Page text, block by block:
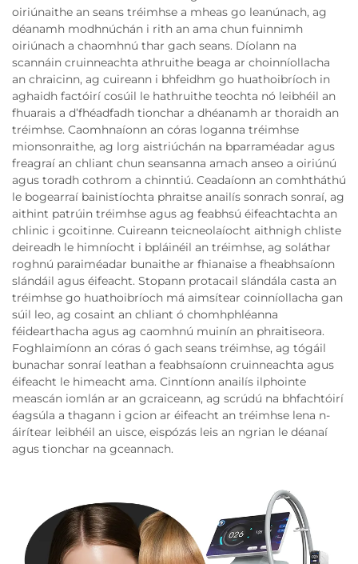
oiriúnaithe an seans tréimhse a mheas go leanúnach, ag
déanamh modhnúchán i rith an ama chun fuinnimh
oiriúnach a chaomhnú thar gach seans. Díolann na
scannáin cruinneachta athruithe beaga ar choinníollacha
an chraicinn, ag cuireann i bhfeidhm go huathoibríoch in
aghaidh factóirí cosúil le hathruithe teochta nó leibhéil an
fhuarais a d’fhéadfadh tionchar a dhéanamh ar thoraidh an
tréimhse. Caomhnaíonn an córas loganna tréimhse
mionsonraithe, ag lorg aistriúchán na bparraméadar agus
freagraí an chliant chun seansanna amach anseo a oiriúnú
agus toradh cothrom a chinntiú. Ceadaíonn an comhtháthú
le bogearraí bainistíochta phraitse anailís sonrach sonraí, ag
aithint patrúin tréimhse agus ag feabhsú éifeachtachta an
chlinic i gcoitinne. Cuireann teicneolaíocht aithnigh chliste
deireadh le himníocht i bpláinéil an tréimhse, ag soláthar
roghnú paraiméadar bunaithe ar fhianaise a fheabhsaíonn
slándáil agus éifeacht. Stopann protacail slándála casta an
tréimhse go huathoibríoch má aimsítear coinníollacha gan
súil leo, ag cosaint an chliant ó chomhphléanna
féidearthacha agus ag caomhnú muinín an phraitiseora.
Foghlaimíonn an córas ó gach seans tréimhse, ag tógáil
bunachar sonraí leathan a feabhsaíonn cruinneachta agus
éifeacht le himeacht ama. Cinntíonn anailís ilphointe
meascán iomlán ar an gcraiceann, ag scrúdú na bhfachtóirí
éagsúla a thagann i gcion ar éifeacht an tréimhse lena n-
áirítear leibhéil an uisce, eispózás leis an ngrian le déanaí
agus tionchar na gceannach.